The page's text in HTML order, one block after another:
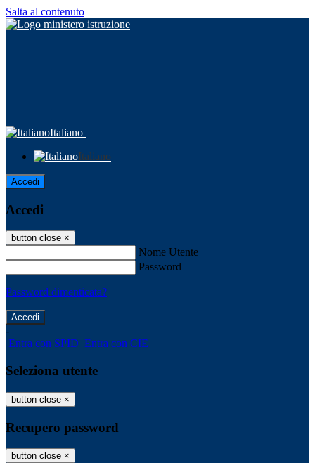
Salta al contenuto
Italiano
Italiano
Accedi
Accedi
button close ×
Nome Utente
Password
Password dimenticata?
-
Entra con SPID Entra con CIE
Seleziona utente
button close ×
Recupero password
button close ×